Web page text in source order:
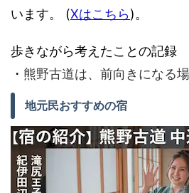
います。 (Xはこちら)。
歩きながら考えたことの記録
・ 熊野古道は、前向きになる
地元民おすすめの宿